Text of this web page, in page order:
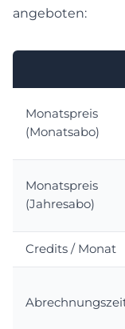
angeboten:
Monatspreis
(Monatsabo)
Monatspreis
(Jahresabo)
Credits / Monat